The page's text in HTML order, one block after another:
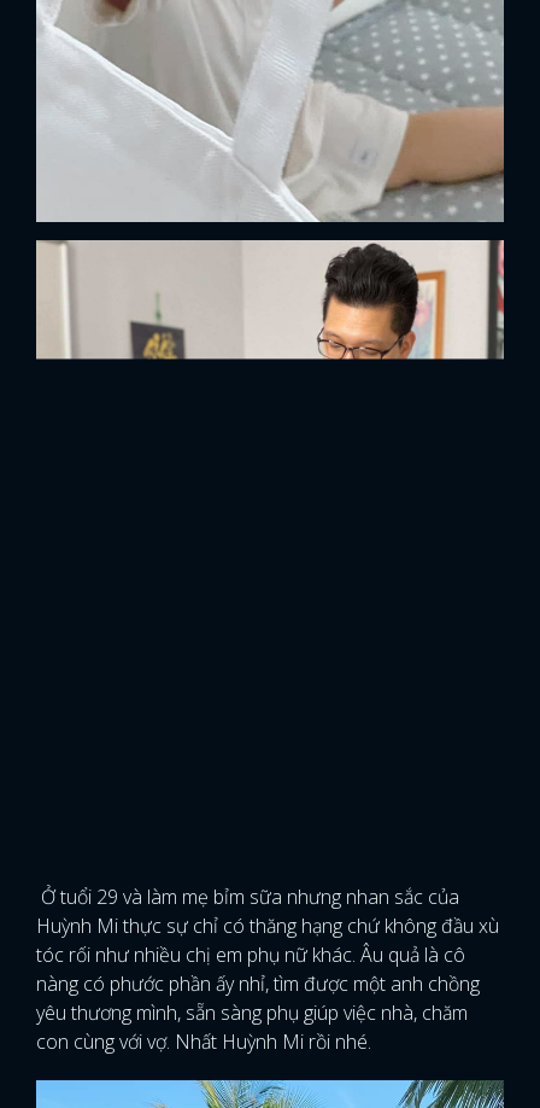
FACEBOOK GOOGLE
Ở tuổi 29 và làm mẹ bỉm sữa nhưng nhan sắc của
Huỳnh Mi thực sự chỉ có thăng hạng chứ không đầu xù
tóc rối như nhiều chị em phụ nữ khác. Âu quả là cô
nàng có phước phần ấy nhỉ, tìm được một anh chồng
yêu thương mình, sẵn sàng phụ giúp việc nhà, chăm
con cùng với vợ. Nhất Huỳnh Mi rồi nhé.